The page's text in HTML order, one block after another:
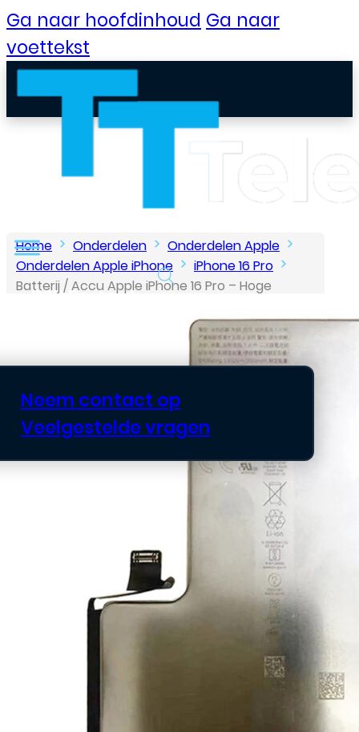
Ga naar hoofdinhoud Ga naar
voettekst
B2B Portaal
Neem contact op
Veelgestelde vragen
Home Onderdelen
Onderdelen Apple
Onderdelen Apple iPhone
iPhone 16 Pro
Batterij / Accu Apple iPhone 16 Pro – Hoge